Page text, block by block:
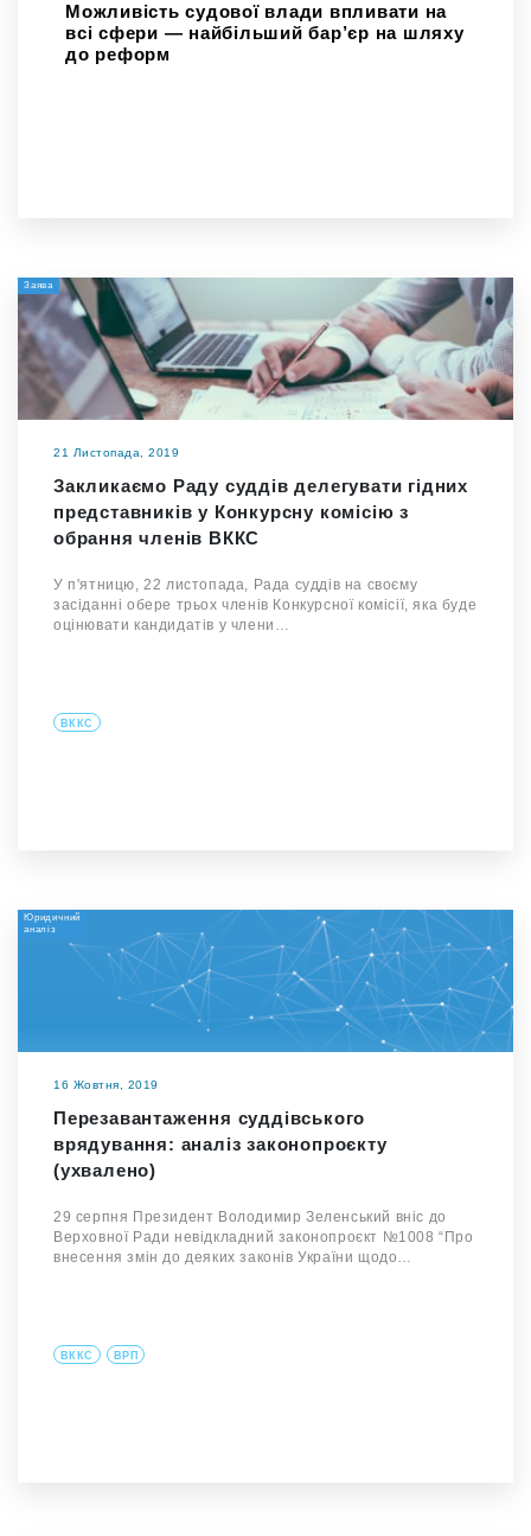
Можливість судової влади впливати на
всі сфери — найбільший бар’єр на шляху
до реформ
Заява
21 Листопада, 2019
Закликаємо Раду суддів делегувати гідних
представників у Конкурсну комісію з
обрання членів ВККС
У п'ятницю, 22 листопада, Рада суддів на своєму
засіданні обере трьох членів Конкурсної комісії, яка буде
оцінювати кандидатів у члени…
ВККС
Юридичний
аналіз
16 Жовтня, 2019
Перезавантаження суддівського
врядування: аналіз законопроєкту
(ухвалено)
29 серпня Президент Володимир Зеленський вніс до
Верховної Ради невідкладний законопроєкт №1008 “Про
внесення змін до деяких законів України щодо…
ВККС ВРП